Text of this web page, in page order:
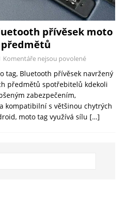
přívěsek moto
Komentáře nejsou povolené
tag, Bluetooth přívěsek navržený
předmětů spotřebitelů kdekoli
zabezpečením,
kompatibilní s většinou chytrých
moto tag využívá sílu […]